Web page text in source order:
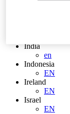
India
en
Indonesia
EN
Ireland
EN
Israel
EN